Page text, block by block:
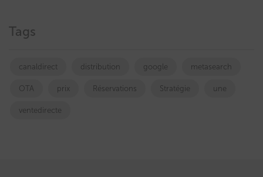
Tags
canaldirect distribution google metasearch
OTA prix Réservations Stratégie une
ventedirecte